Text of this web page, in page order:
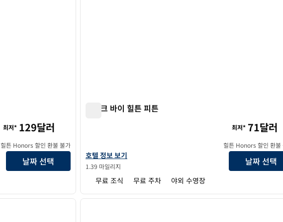
최저* 129달러
힐튼 Honors 할인 환불 불가
날짜 선택
스파크 바이 힐튼 피튼
스파크 바이 힐튼 티프턴의 호텔 정보 보기
호텔 정보 보기
1.39 마일리지
최저* 71달러
힐튼 Honors 할인 환불
날짜 선택
무료 조식 무료 주차 야외 수영장
1/11
다음 이미지
1
1/13